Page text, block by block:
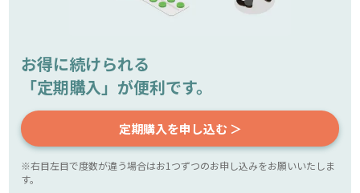
お得に続けられる
「定期購入」が便利です。
定期購入を申し込む ＞
※右目左目で度数が違う場合はお1つずつのお申し込みをお願いいたしま
す。